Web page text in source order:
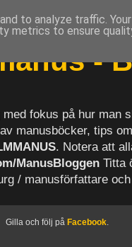
-
fokus på hur
manusböcker, tips
. Notera att
ManusBloggen Titta
/ manusförfattare
Gilla och följ på Facebook.
to analyze traffic.
metrics to ensure